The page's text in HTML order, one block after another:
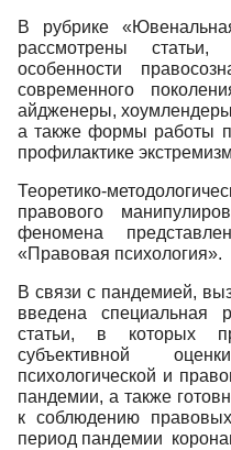
В рубрике
рассмотрены
особенности
современного
айдженеры,
а также формы работы
профилактике
Теоретико-
правового
феномена
«Правовая психология».
В связи с пандемией,
введена
статьи, в которых
субъективной
психологической и
пандемии, а также
к соблюдению
период пандемии